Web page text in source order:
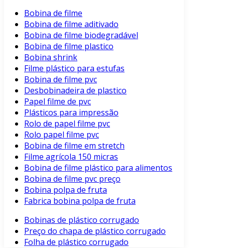
Bobina de filme
Bobina de filme aditivado
Bobina de filme biodegradável
Bobina de filme plastico
Bobina shrink
Filme plástico para estufas
Bobina de filme pvc
Desbobinadeira de plastico
Papel filme de pvc
Plásticos para impressão
Rolo de papel filme pvc
Rolo papel filme pvc
Bobina de filme em stretch
Filme agrícola 150 micras
Bobina de filme plástico para alimentos
Bobina de filme pvc preço
Bobina polpa de fruta
Fabrica bobina polpa de fruta
Bobinas de plástico corrugado
Preço do chapa de plástico corrugado
Folha de plástico corrugado